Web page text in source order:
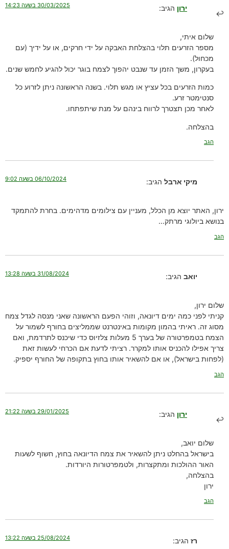
ירון הגיב: 30/03/2025 בשעה 14:23
שלום איתי,
מספר הזרעים תלוי בהצלחת האבקה על ידי חרקים, או על ידיך (עם
מכחול).
בעקרון, משך הזמן עד שנבט יהפוך לצמח בוגר יכול להגיע לחמש שנים.
כמות הזרעים בכל עציץ או מגש תלוי. בשנה הראשונה ניתן לזרוע כל
סנטימטר זרע.
לאחר מכן תצטרך לרווח בינהם על מנת שיתפתחו.
בהצלחה.
הגב
מיקי ארבל הגיב: 06/10/2024 בשעה 9:02
ירון, האתר יוצא מן הכלל, מעניין עם צילומים מדהימים. בחרת להתמקד
בנושא ביולוגי מרתק…
הגב
יואב הגיב: 31/08/2024 בשעה 13:28
שלום ירון,
קניתי לפני כמה ימים דיונאה, וזוהי הפעם הראשונה שאני מנסה לגדל צמח
מסוג זה. ראיתי בהמון מקומות באינטרנט שממליצים בחורף לשמור על
הצמח בטמפרטורה של בערך 5 מעלות צלזיוס כדי שיכנס לתרדמת, ואם
צריך אפילו להכניס אותו למקרר. רציתי לדעת אם הכרחי לעשות זאת
(לפחות בישראל), או אם להשאיר אותו בחוץ בתקופה של החורף יספיק.
הגב
ירון הגיב: 29/01/2025 בשעה 21:22
שלום יואב,
בישראל בהחלט ניתן להשאיר את צמח הדיונאה בחוץ, חשוף לשעות
האור ההולכות ומתקצרות, ולטמפרטורות היורדות.
בהצלחה,
ירון
הגב
רז הגיב: 25/08/2024 בשעה 13:22